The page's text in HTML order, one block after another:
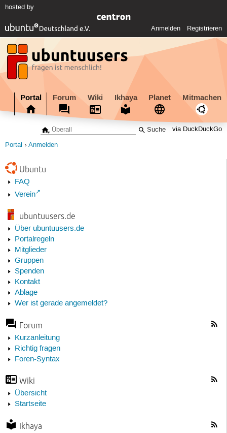
hosted by
Anmelden Registrieren
Portal Forum Wiki Ikhaya Planet Mitmachen
via DuckDuckGo
Portal Anmelden
Ubuntu
FAQ
Verein
ubuntuusers.de
Über ubuntuusers.de
Portalregeln
Mitglieder
Gruppen
Spenden
Kontakt
Ablage
Wer ist gerade angemeldet?
Forum
Kurzanleitung
Richtig fragen
Foren-Syntax
Wiki
Übersicht
Startseite
Ikhaya